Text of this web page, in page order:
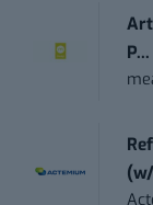
P...